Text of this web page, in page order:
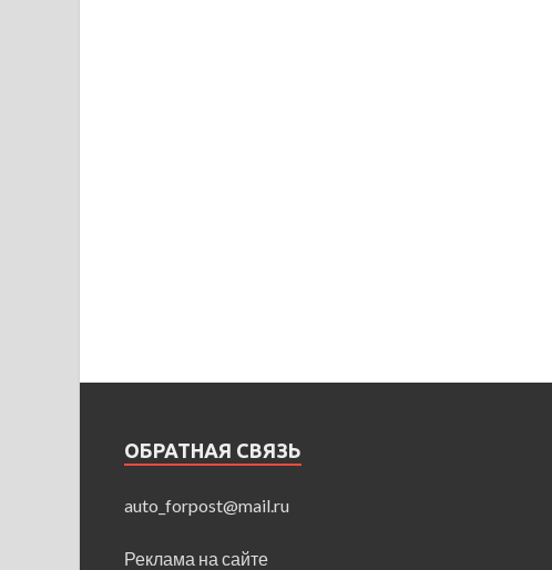
ОБРАТНАЯ СВЯЗЬ
auto_forpost@mail.ru
Реклама на сайте